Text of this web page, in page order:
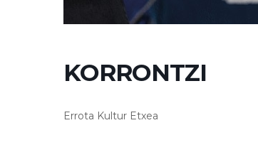
KORRONTZI
Errota Kultur Etxea